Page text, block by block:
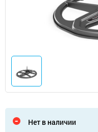
Нет в наличии